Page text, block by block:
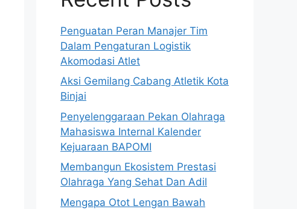
Penguatan Peran Manajer Tim
Dalam Pengaturan Logistik
Akomodasi Atlet
Aksi Gemilang Cabang Atletik Kota
Binjai
Penyelenggaraan Pekan Olahraga
Mahasiswa Internal Kalender
Kejuaraan BAPOMI
Membangun Ekosistem Prestasi
Olahraga Yang Sehat Dan Adil
Mengapa Otot Lengan Bawah